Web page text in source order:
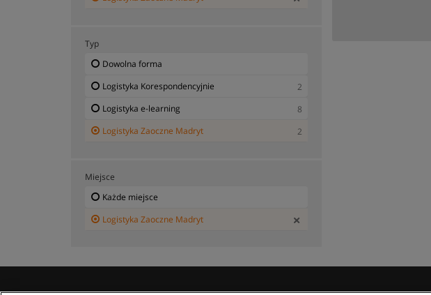
Typ
Dowolna forma
Logistyka Korespondencyjnie
2
Logistyka e-learning
8
Logistyka Zaoczne Madryt
2
Miejsce
Każde miejsce
Logistyka Zaoczne Madryt